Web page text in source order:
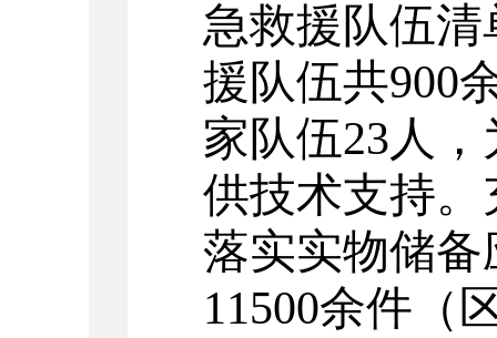
急救援队伍
援队伍共900
家队伍23人
供技术支持
落实实物储
11500余件（